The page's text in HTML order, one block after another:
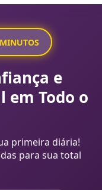
e
em Todo o
primeira diária!
para sua total